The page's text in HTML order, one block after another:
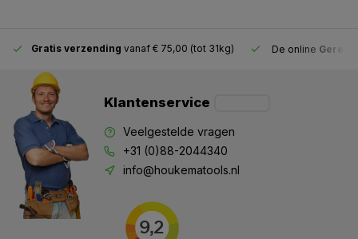
Gratis verzending vanaf € 75,00 (tot 31kg) De online
Klantenservice
Veelgestelde vragen
+31 (0)88-2044340
info@houkematools.nl